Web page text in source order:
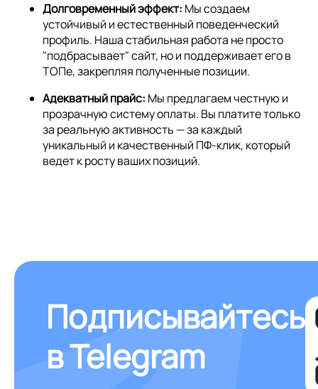
Долговременный эффект: Мы создаем
устойчивый и естественный поведенческий
профиль. Наша стабильная работа не просто
"подбрасывает" сайт, но и поддерживает его в
ТОПе, закрепляя полученные позиции.
Адекватный прайс: Мы предлагаем честную и
прозрачную систему оплаты. Вы платите только
за реальную активность — за каждый
уникальный и качественный ПФ-клик, который
ведет к росту ваших позиций.
Подписывайтесь
в Telegram